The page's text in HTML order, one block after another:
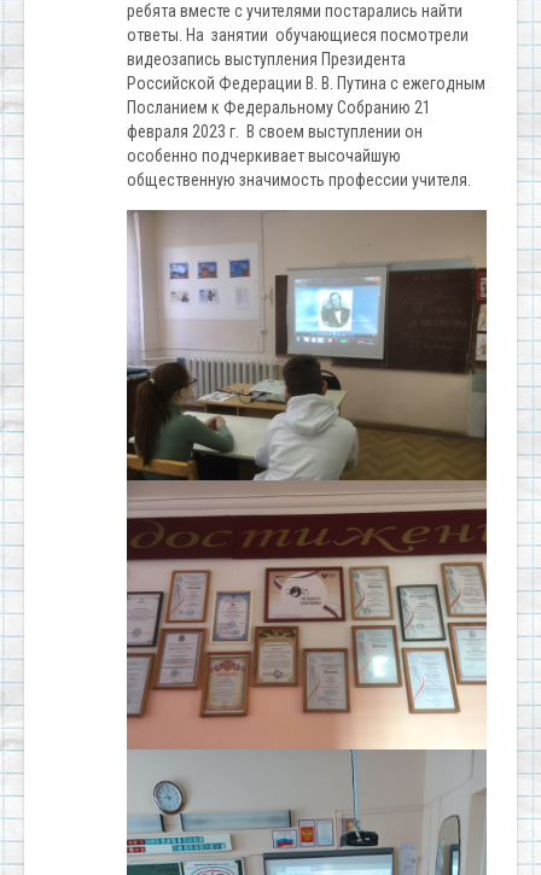
ребята вместе с учителями постарались найти
ответы. На занятии обучающиеся посмотрели
видеозапись выступления Президента
Российской Федерации В. В. Путина с ежегодным
Посланием к Федеральному Собранию 21
февраля 2023 г. В своем выступлении он
особенно подчеркивает высочайшую
общественную значимость профессии учителя.